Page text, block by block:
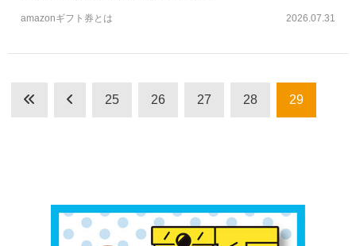
2026.07.31
amazonギフト券とは
25 26 27 28 29